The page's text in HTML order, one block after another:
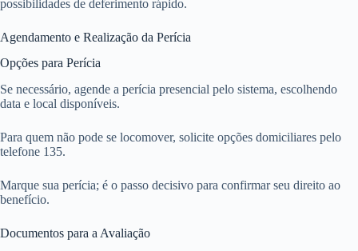
possibilidades de deferimento rápido.
Agendamento e Realização da Perícia
Opções para Perícia
Se necessário, agende a perícia presencial pelo sistema, escolhendo
data e local disponíveis.
Para quem não pode se locomover, solicite opções domiciliares pelo
telefone 135.
Marque sua perícia; é o passo decisivo para confirmar seu direito ao
benefício.
Documentos para a Avaliação